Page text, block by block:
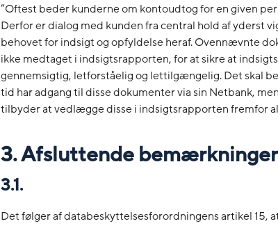
”Oftest beder kunderne om kontoudtog for en given
Derfor er dialog med kunden fra central hold af yderst
behovet for indsigt og opfyldelse heraf. Ovennævnte
ikke medtaget i indsigtsrapporten, for at sikre at
gennemsigtig, letforståelig og lettilgængelig. Det skal
tid har adgang til disse dokumenter via sin Netbank,
tilbyder at vedlægge disse i indsigtsrapporten fremfor
3. Afsluttende bemærkninger
3.1.
Det følger af databeskyttelsesforordningens artikel 15,